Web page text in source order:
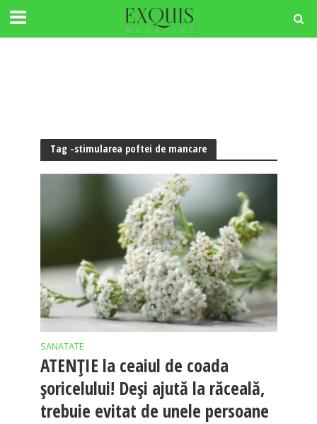
Tag -stimularea poftei de mancare
SANATATE
ATENȚIE la ceaiul de coada
șoricelului! Deși ajută la răceală,
trebuie evitat de unele persoane